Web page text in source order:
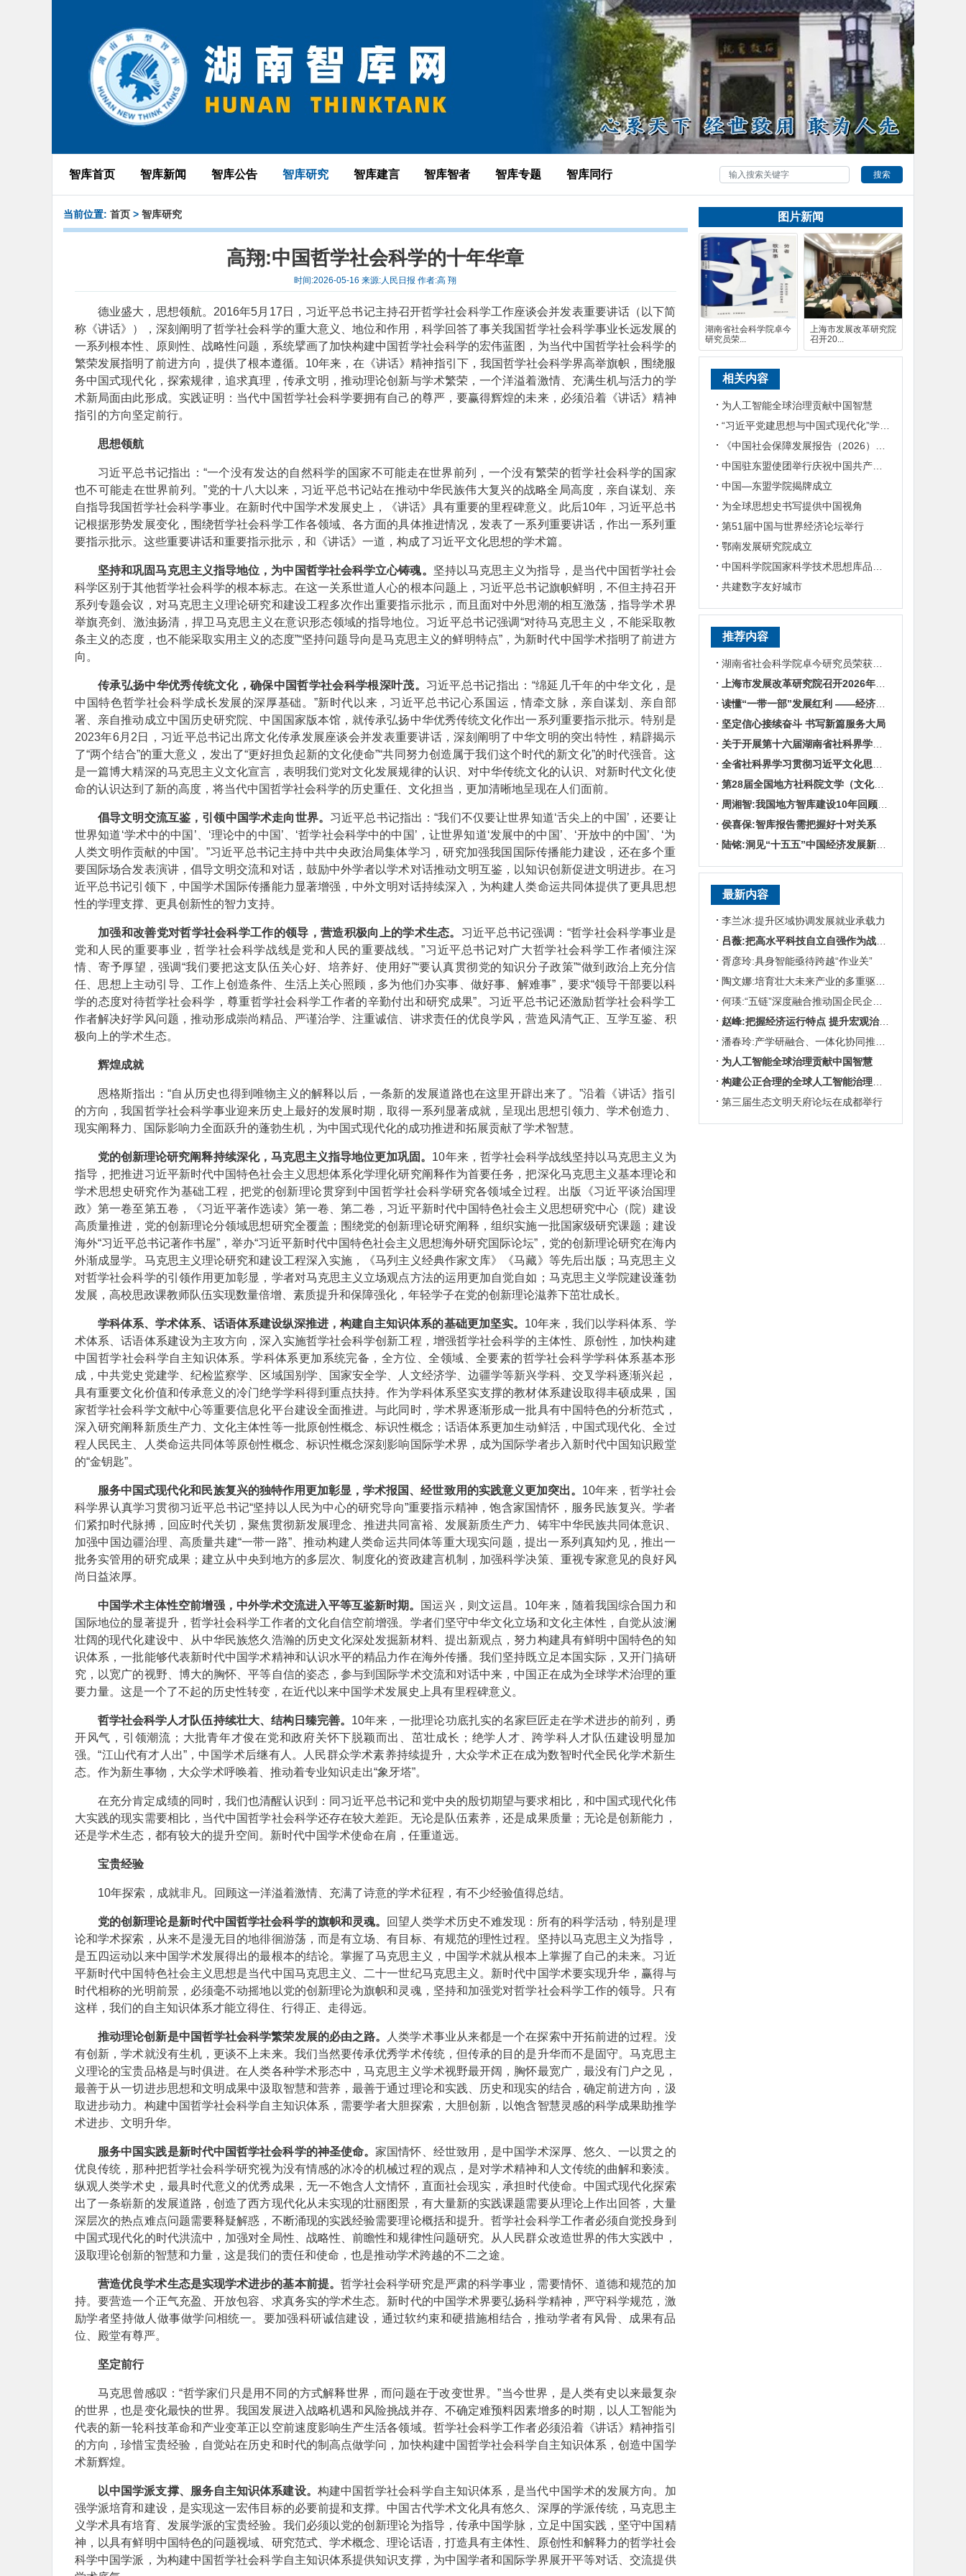
智库首页 智库新闻 智库公告 智库研究 智库建言 智库智者 智库专题 智库同行 搜索
当前位置: 首页 > 智库研究
高翔:中国哲学社会科学的十年华章
时间:2026-05-16 来源:人民日报 作者:高 翔
德业盛大，思想领航。2016年5月17日，习近平总书记主持召开哲学社会科学工作座谈会并发表重要讲话（以下简
称《讲话》），深刻阐明了哲学社会科学的重大意义、地位和作用，科学回答了事关我国哲学社会科学事业长远发展的
一系列根本性、原则性、战略性问题，系统擘画了加快构建中国哲学社会科学的宏伟蓝图，为当代中国哲学社会科学的
繁荣发展指明了前进方向，提供了根本遵循。10年来，在《讲话》精神指引下，我国哲学社会科学界高举旗帜，围绕服
务中国式现代化，探索规律，追求真理，传承文明，推动理论创新与学术繁荣，一个洋溢着激情、充满生机与活力的学
术新局面由此形成。实践证明：当代中国哲学社会科学要拥有自己的尊严，要赢得辉煌的未来，必须沿着《讲话》精神
指引的方向坚定前行。
思想领航
习近平总书记指出：“一个没有发达的自然科学的国家不可能走在世界前列，一个没有繁荣的哲学社会科学的国家
也不可能走在世界前列。”党的十八大以来，习近平总书记站在推动中华民族伟大复兴的战略全局高度，亲自谋划、亲
自指导我国哲学社会科学事业。在新时代中国学术发展史上，《讲话》具有重要的里程碑意义。此后10年，习近平总书
记根据形势发展变化，围绕哲学社会科学工作各领域、各方面的具体推进情况，发表了一系列重要讲话，作出一系列重
要指示批示。这些重要讲话和重要指示批示，和《讲话》一道，构成了习近平文化思想的学术篇。
坚持和巩固马克思主义指导地位，为中国哲学社会科学立心铸魂。 坚持以马克思主义为指导，是当代中国哲学社会
科学区别于其他哲学社会科学的根本标志。在这一关系世道人心的根本问题上，习近平总书记旗帜鲜明，不但主持召开
系列专题会议，对马克思主义理论研究和建设工程多次作出重要指示批示，而且面对中外思潮的相互激荡，指导学术界
举旗亮剑、激浊扬清，捍卫马克思主义在意识形态领域的指导地位。习近平总书记强调“对待马克思主义，不能采取教
条主义的态度，也不能采取实用主义的态度”“坚持问题导向是马克思主义的鲜明特点”，为新时代中国学术指明了前进方
向。
传承弘扬中华优秀传统文化，确保中国哲学社会科学根深叶茂。 习近平总书记指出：“绵延几千年的中华文化，是
中国特色哲学社会科学成长发展的深厚基础。”新时代以来，习近平总书记心系国运，情牵文脉，亲自谋划、亲自部
署、亲自推动成立中国历史研究院、中国国家版本馆，就传承弘扬中华优秀传统文化作出一系列重要指示批示。特别是
2023年6月2日，习近平总书记出席文化传承发展座谈会并发表重要讲话，深刻阐明了中华文明的突出特性，精辟揭示
了“两个结合”的重大意义，发出了“更好担负起新的文化使命”“共同努力创造属于我们这个时代的新文化”的时代强音。这
是一篇博大精深的马克思主义文化宣言，表明我们党对文化发展规律的认识、对中华传统文化的认识、对新时代文化使
命的认识达到了新的高度，将当代中国哲学社会科学的历史重任、文化担当，更加清晰地呈现在人们面前。
倡导文明交流互鉴，引领中国学术走向世界。 习近平总书记指出：“我们不仅要让世界知道‘舌尖上的中国’，还要让
世界知道‘学术中的中国’、‘理论中的中国’、‘哲学社会科学中的中国’，让世界知道‘发展中的中国’、‘开放中的中国’、‘为
人类文明作贡献的中国’。”习近平总书记主持中共中央政治局集体学习，研究加强我国国际传播能力建设，还在多个重
要国际场合发表演讲，倡导文明交流和对话，鼓励中外学者以学术对话推动文明互鉴，以知识创新促进文明进步。在习
近平总书记引领下，中国学术国际传播能力显著增强，中外文明对话持续深入，为构建人类命运共同体提供了更具思想
性的学理支撑、更具创新性的智力支持。
加强和改善党对哲学社会科学工作的领导，营造积极向上的学术生态。 习近平总书记强调：“哲学社会科学事业是
党和人民的重要事业，哲学社会科学战线是党和人民的重要战线。”习近平总书记对广大哲学社会科学工作者倾注深
情、寄予厚望，强调“我们要把这支队伍关心好、培养好、使用好”“要认真贯彻党的知识分子政策”“做到政治上充分信
任、思想上主动引导、工作上创造条件、生活上关心照顾，多为他们办实事、做好事、解难事”，要求“领导干部要以科
学的态度对待哲学社会科学，尊重哲学社会科学工作者的辛勤付出和研究成果”。习近平总书记还激励哲学社会科学工
作者解决好学风问题，推动形成崇尚精品、严谨治学、注重诚信、讲求责任的优良学风，营造风清气正、互学互鉴、积
极向上的学术生态。
辉煌成就
恩格斯指出：“自从历史也得到唯物主义的解释以后，一条新的发展道路也在这里开辟出来了。”沿着《讲话》指引
的方向，我国哲学社会科学事业迎来历史上最好的发展时期，取得一系列显著成就，呈现出思想引领力、学术创造力、
现实阐释力、国际影响力全面跃升的蓬勃生机，为中国式现代化的成功推进和拓展贡献了学术智慧。
党的创新理论研究阐释持续深化，马克思主义指导地位更加巩固。 10年来，哲学社会科学战线坚持以马克思主义为
指导，把推进习近平新时代中国特色社会主义思想体系化学理化研究阐释作为首要任务，把深化马克思主义基本理论和
学术思想史研究作为基础工程，把党的创新理论贯穿到中国哲学社会科学研究各领域全过程。出版《习近平谈治国理
政》第一卷至第五卷，《习近平著作选读》第一卷、第二卷，习近平新时代中国特色社会主义思想研究中心（院）建设
高质量推进，党的创新理论分领域思想研究全覆盖；围绕党的创新理论研究阐释，组织实施一批国家级研究课题；建设
海外“习近平总书记著作书屋”，举办“习近平新时代中国特色社会主义思想海外研究国际论坛”，党的创新理论研究在海内
外渐成显学。马克思主义理论研究和建设工程深入实施，《马列主义经典作家文库》《马藏》等先后出版；马克思主义
对哲学社会科学的引领作用更加彰显，学者对马克思主义立场观点方法的运用更加自觉自如；马克思主义学院建设蓬勃
发展，高校思政课教师队伍实现数量倍增、素质提升和保障强化，年轻学子在党的创新理论滋养下茁壮成长。
学科体系、学术体系、话语体系建设纵深推进，构建自主知识体系的基础更加坚实。 10年来，我们以学科体系、学
术体系、话语体系建设为主攻方向，深入实施哲学社会科学创新工程，增强哲学社会科学的主体性、原创性，加快构建
中国哲学社会科学自主知识体系。学科体系更加系统完备，全方位、全领域、全要素的哲学社会科学学科体系基本形
成，中共党史党建学、纪检监察学、区域国别学、国家安全学、人文经济学、边疆学等新兴学科、交叉学科逐渐兴起，
具有重要文化价值和传承意义的冷门绝学学科得到重点扶持。作为学科体系坚实支撑的教材体系建设取得丰硕成果，国
家哲学社会科学文献中心等重要信息化平台建设全面推进。与此同时，学术界逐渐形成一批具有中国特色的分析范式，
深入研究阐释新质生产力、文化主体性等一批原创性概念、标识性概念；话语体系更加生动鲜活，中国式现代化、全过
程人民民主、人类命运共同体等原创性概念、标识性概念深刻影响国际学术界，成为国际学者步入新时代中国知识殿堂
的“金钥匙”。
服务中国式现代化和民族复兴的独特作用更加彰显，学术报国、经世致用的实践意义更加突出。 10年来，哲学社会
科学界认真学习贯彻习近平总书记“坚持以人民为中心的研究导向”重要指示精神，饱含家国情怀，服务民族复兴。学者
们紧扣时代脉搏，回应时代关切，聚焦贯彻新发展理念、推进共同富裕、发展新质生产力、铸牢中华民族共同体意识、
加强中国边疆治理、高质量共建“一带一路”、推动构建人类命运共同体等重大现实问题，提出一系列真知灼见，推出一
批务实管用的研究成果；建立从中央到地方的多层次、制度化的资政建言机制，加强科学决策、重视专家意见的良好风
尚日益浓厚。
中国学术主体性空前增强，中外学术交流进入平等互鉴新时期。 国运兴，则文运昌。10年来，随着我国综合国力和
国际地位的显著提升，哲学社会科学工作者的文化自信空前增强。学者们坚守中华文化立场和文化主体性，自觉从波澜
壮阔的现代化建设中、从中华民族悠久浩瀚的历史文化深处发掘新材料、提出新观点，努力构建具有鲜明中国特色的知
识体系，一批能够代表新时代中国学术精神和认识水平的精品力作在海外传播。我们坚持既立足本国实际，又开门搞研
究，以宽广的视野、博大的胸怀、平等自信的姿态，参与到国际学术交流和对话中来，中国正在成为全球学术治理的重
要力量。这是一个了不起的历史性转变，在近代以来中国学术发展史上具有里程碑意义。
哲学社会科学人才队伍持续壮大、结构日臻完善。 10年来，一批理论功底扎实的名家巨匠走在学术进步的前列，勇
开风气，引领潮流；大批青年才俊在党和政府关怀下脱颖而出、茁壮成长；绝学人才、跨学科人才队伍建设明显加
强。“江山代有才人出”，中国学术后继有人。人民群众学术素养持续提升，大众学术正在成为数智时代全民化学术新生
态。作为新生事物，大众学术呼唤着、推动着专业知识走出“象牙塔”。
在充分肯定成绩的同时，我们也清醒认识到：同习近平总书记和党中央的殷切期望与要求相比，和中国式现代化伟
大实践的现实需要相比，当代中国哲学社会科学还存在较大差距。无论是队伍素养，还是成果质量；无论是创新能力，
还是学术生态，都有较大的提升空间。新时代中国学术使命在肩，任重道远。
宝贵经验
10年探索，成就非凡。回顾这一洋溢着激情、充满了诗意的学术征程，有不少经验值得总结。
党的创新理论是新时代中国哲学社会科学的旗帜和灵魂。
回望人类学术历史不难发现：所有的科学活动，特别是理
论和学术探索，从来不是漫无目的地徘徊游荡，而是有立场、有目标、有规范的理性过程。坚持以马克思主义为指导，
是五四运动以来中国学术发展得出的最根本的结论。掌握了马克思主义，中国学术就从根本上掌握了自己的未来。习近
平新时代中国特色社会主义思想是当代中国马克思主义、二十一世纪马克思主义。新时代中国学术要实现升华，赢得与
时代相称的光明前景，必须毫不动摇地以党的创新理论为旗帜和灵魂，坚持和加强党对哲学社会科学工作的领导。只有
这样，我们的自主知识体系才能立得住、行得正、走得远。
推动理论创新是中国哲学社会科学繁荣发展的必由之路。
人类学术事业从来都是一个在探索中开拓前进的过程。没
有创新，学术就没有生机，更谈不上未来。我们当然要传承优秀学术传统，但传承的目的是升华而不是固守。马克思主
义理论的宝贵品格是与时俱进。在人类各种学术形态中，马克思主义学术视野最开阔，胸怀最宽广，最没有门户之见，
最善于从一切进步思想和文明成果中汲取智慧和营养，最善于通过理论和实践、历史和现实的结合，确定前进方向，汲
取进步动力。构建中国哲学社会科学自主知识体系，需要学者大胆探索，大胆创新，以饱含智慧灵感的科学成果助推学
术进步、文明升华。
服务中国实践是新时代中国哲学社会科学的神圣使命。家国情怀、经世致用，是中国学术深厚、悠久、一以贯之的
优良传统，那种把哲学社会科学研究视为没有情感的冰冷的机械过程的观点，是对学术精神和人文传统的曲解和亵渎。
纵观人类学术史，最具时代意义的优秀成果，无一不饱含人文情怀，直面社会现实，承担时代使命。中国式现代化探索
出了一条崭新的发展道路，创造了西方现代化从未实现的壮丽图景，有大量新的实践课题需要从理论上作出回答，大量
深层次的热点难点问题需要释疑解惑，不断涌现的实践经验需要理论概括和提升。哲学社会科学工作者必须自觉投身到
中国式现代化的时代洪流中，加强对全局性、战略性、前瞻性和规律性问题研究。从人民群众改造世界的伟大实践中，
汲取理论创新的智慧和力量，这是我们的责任和使命，也是推动学术跨越的不二之途。
营造优良学术生态是实现学术进步的基本前提。 哲学社会科学研究是严肃的科学事业，需要情怀、道德和规范的加
持。要营造一个正气充盈、开放包容、求真务实的学术生态。新时代的中国学术界要弘扬科学精神，严守科学规范，激
励学者坚持做人做事做学问相统一。要加强科研诚信建设，通过软约束和硬措施相结合，推动学者有风骨、成果有品
位、殿堂有尊严。
坚定前行
马克思曾感叹：“哲学家们只是用不同的方式解释世界，而问题在于改变世界。”当今世界，是人类有史以来最复杂
的世界，也是变化最快的世界。我国发展进入战略机遇和风险挑战并存、不确定难预料因素增多的时期，以人工智能为
代表的新一轮科技革命和产业变革正以空前速度影响生产生活各领域。哲学社会科学工作者必须沿着《讲话》精神指引
的方向，珍惜宝贵经验，自觉站在历史和时代的制高点做学问，加快构建中国哲学社会科学自主知识体系，创造中国学
术新辉煌。
以中国学派支撑、服务自主知识体系建设。 构建中国哲学社会科学自主知识体系，是当代中国学术的发展方向。加
强学派培育和建设，是实现这一宏伟目标的必要前提和支撑。中国古代学术文化具有悠久、深厚的学派传统，马克思主
义学术具有培育、发展学派的宝贵经验。我们必须以党的创新理论为指导，传承中国学脉，立足中国实践，坚守中国精
神，以具有鲜明中国特色的问题视域、研究范式、学术概念、理论话语，打造具有主体性、原创性和解释力的哲学社会
科学中国学派，为构建中国哲学社会科学自主知识体系提供知识支撑，为中国学者和国际学界展开平等对话、交流提供
图片新闻
湖南省社会科学院卓今
研究员荣...
上海市发展改革研究院
召开20...
相关内容
为人工智能全球治理贡献中国智慧
“习近平党建思想与中国式现代化”学术研讨会在华东政法大学举行
中国驻东盟使团举行庆祝中国共产党成立105周年媒体智库交流会
中国—东盟学院揭牌成立
为全球思想史书写提供中国视角
第51届中国与世界经济论坛举行
鄂南发展研究院成立
共建数字友好城市
推荐内容
湖南省社会科学院卓今研究员荣获第九届鲁迅文学奖
上海市发展改革研究院召开2026年半年度工作会议
读懂“一带一部”发展红利 ——经济学专家谈湖南区位优势
坚定信心接续奋斗 书写新篇服务大局
关于开展第十六届湖南省社科界学术年会征文活动的通知
第28届全国地方社科院文学（文化）所所长联席会暨“数智时代地方文化IP建设”学术研讨
周湘智:我国地方智库建设10年回顾与展望
侯喜保:智库报告需把握好十对关系
陆铭:洞见“十五五”中国经济发展新趋势——对话上海交通大学中国发展研究院执行院长陆铭
最新内容
李兰冰:提升区域协调发展就业承载力
吕薇:把高水平科技自立自强作为战略支撑
胥彦玲:具身智能亟待跨越“作业关”
陶文娜:培育壮大未来产业的多重驱动机制
何瑛:“五链”深度融合推动国企民企协同发展
赵峰:把握经济运行特点 提升宏观治理效能
潘春玲:产学研融合、一体化协同推动农业科技创新
为人工智能全球治理贡献中国智慧
构建公正合理的全球人工智能治理体系
第三届生态文明天府论坛在成都举行